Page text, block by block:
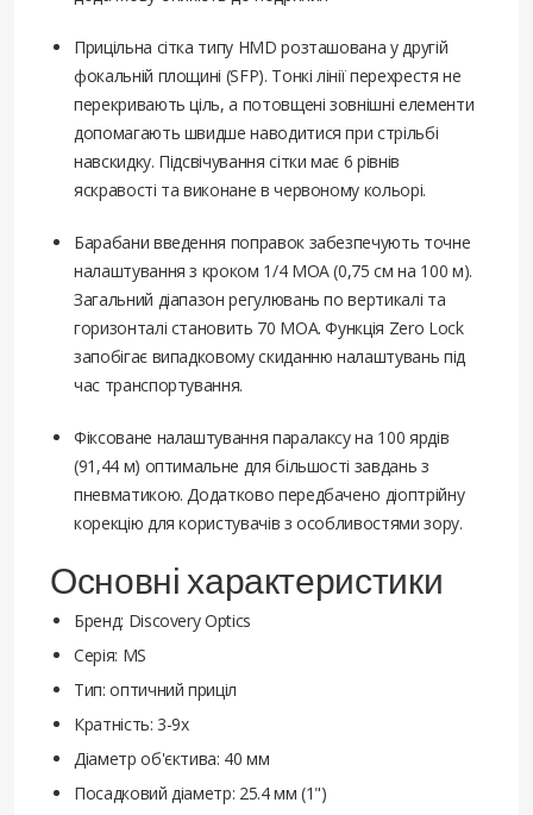
Прицільна сітка типу HMD розташована у другій
фокальній площині (SFP). Тонкі лінії перехрестя не
перекривають ціль, а потовщені зовнішні елементи
допомагають швидше наводитися при стрільбі
навскидку. Підсвічування сітки має 6 рівнів
яскравості та виконане в червоному кольорі.
Барабани введення поправок забезпечують точне
налаштування з кроком 1/4 MOA (0,75 см на 100 м).
Загальний діапазон регулювань по вертикалі та
горизонталі становить 70 MOA. Функція Zero Lock
запобігає випадковому скиданню налаштувань під
час транспортування.
Фіксоване налаштування паралаксу на 100 ярдів
(91,44 м) оптимальне для більшості завдань з
пневматикою. Додатково передбачено діоптрійну
корекцію для користувачів з особливостями зору.
Основні характеристики
Бренд: Discovery Optics
Серія: MS
Тип: оптичний приціл
Кратність: 3-9x
Діаметр об'єктива: 40 мм
Посадковий діаметр: 25.4 мм (1")